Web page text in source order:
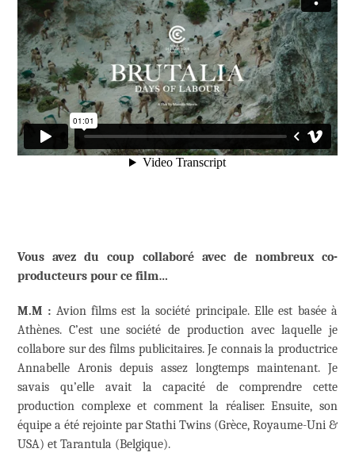
Vous avez du coup collaboré avec de nombreux co-
producteurs pour ce film…
M.M : Avion films est la société principale. Elle est basée à
Athènes. C’est une société de production avec laquelle je
collabore sur des films publicitaires. Je connais la productrice
Annabelle Aronis depuis assez longtemps maintenant. Je
savais qu’elle avait la capacité de comprendre cette
production complexe et comment la réaliser. Ensuite, son
équipe a été rejointe par Stathi Twins (Grèce, Royaume-Uni &
USA) et Tarantula (Belgique).